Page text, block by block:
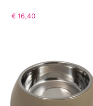
€ 16,40